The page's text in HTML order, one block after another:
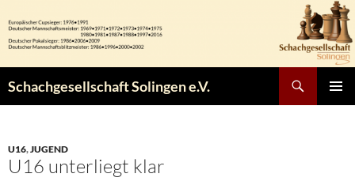
Inhalt
springen
Schachgesellschaft Solingen e.V.
U16,JUGEND
U16 unterliegt klar